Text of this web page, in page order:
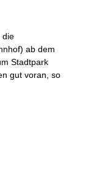
die
ab dem
Stadtpark
gut voran, so